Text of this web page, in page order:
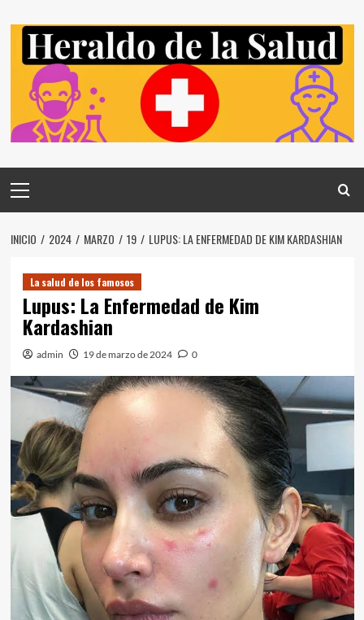
contenido
principal
INICIO 2024 MARZO 19 LUPUS: LA ENFERMEDAD DE KIM KARDASHIAN
La salud de los famosos
Lupus: La Enfermedad de Kim
Kardashian
admin 19 de marzo de 2024 0